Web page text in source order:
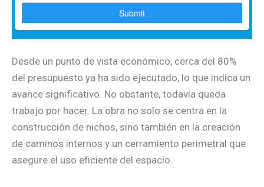
Desde un punto de vista económico, cerca del 80%
del presupuesto ya ha sido ejecutado, lo que indica un
avance significativo. No obstante, todavía queda
trabajo por hacer. La obra no solo se centra en la
construcción de nichos, sino también en la creación
de caminos internos y un cerramiento perimetral que
asegure el uso eficiente del espacio.